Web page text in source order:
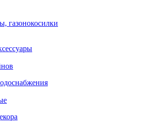
газонокосилки